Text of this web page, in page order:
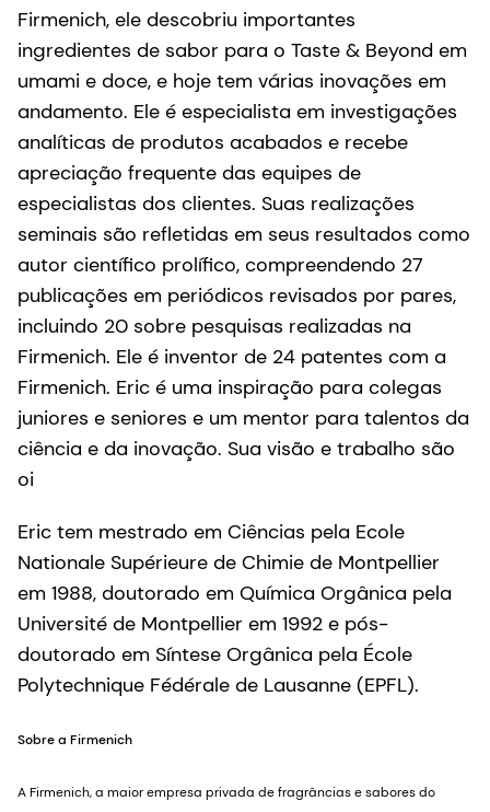
Firmenich, ele descobriu importantes
ingredientes de sabor para o Taste & Beyond em
umami e doce, e hoje tem várias inovações em
andamento. Ele é especialista em investigações
analíticas de produtos acabados e recebe
apreciação frequente das equipes de
especialistas dos clientes. Suas realizações
seminais são refletidas em seus resultados como
autor científico prolífico, compreendendo 27
publicações em periódicos revisados por pares,
incluindo 20 sobre pesquisas realizadas na
Firmenich. Ele é inventor de 24 patentes com a
Firmenich. Eric é uma inspiração para colegas
juniores e seniores e um mentor para talentos da
ciência e da inovação. Sua visão e trabalho são
oi
Eric tem mestrado em Ciências pela Ecole
Nationale Supérieure de Chimie de Montpellier
em 1988, doutorado em Química Orgânica pela
Université de Montpellier em 1992 e pós-
doutorado em Síntese Orgânica pela École
Polytechnique Fédérale de Lausanne (EPFL).
Sobre a Firmenich
A Firmenich, a maior empresa privada de fragrâncias e sabores do